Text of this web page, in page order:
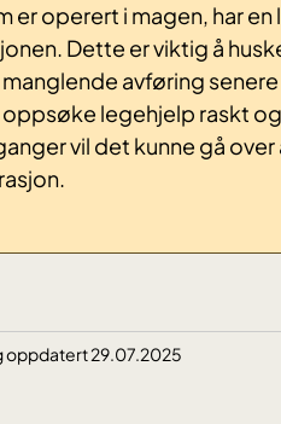
er operert i magen, har
Dette er viktig å
avføring
legehjelp raskt
vil det kunne gå
oppdatert 29.07.2025